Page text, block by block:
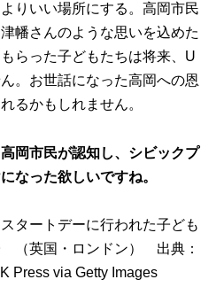
よりいい場所にする。高岡市民
幡さんのような思いを込めた
らった子どもたちは将来、U
。お世話になった高岡への恩
るかもしれません。
岡市民が認知し、シビックプ
なった欲しいですね。
タートデーに行われた子ども
（英国・ロンドン） 出典：
Press via Getty Images